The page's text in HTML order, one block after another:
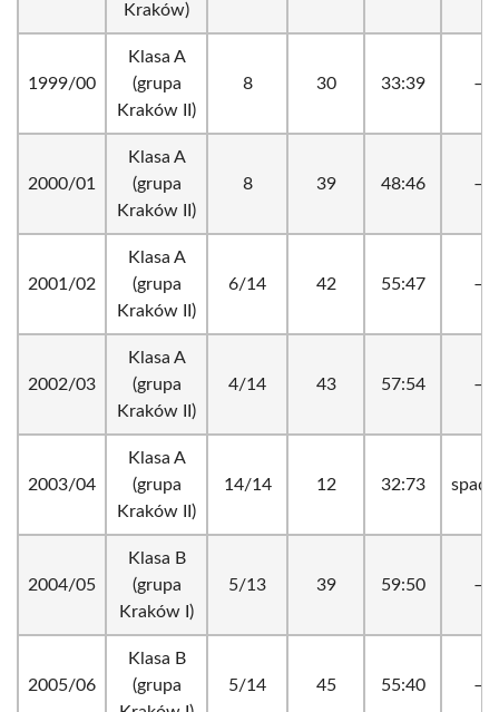
Kraków)
1999/00
Klasa A
(grupa
Kraków II)
8 30 33:39 –
2000/01
Klasa A
(grupa
Kraków II)
8 39 48:46 –
2001/02
Klasa A
(grupa
Kraków II)
6/14 42 55:47 –
2002/03
Klasa A
(grupa
Kraków II)
4/14 43 57:54 –
2003/04
Klasa A
(grupa
Kraków II)
14/14 12 32:73
2004/05
Klasa B
(grupa
Kraków I)
5/13 39 59:50 –
2005/06
Klasa B
(grupa
5/14 45 55:40 –